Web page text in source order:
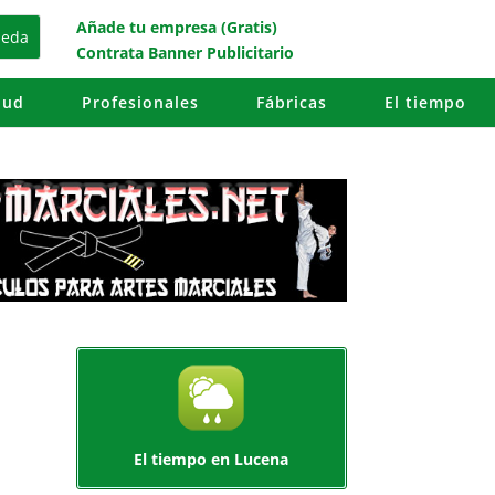
Añade tu empresa (Gratis)
Contrata Banner Publicitario
Profesionales Fábricas El tiempo
El tiempo en Lucena